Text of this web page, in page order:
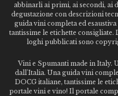
abbinarli ai primi, ai secondi, ai
degustazione con descrizioni
guida vini completa ed
tantissime le etichette
loghi pubblicati sono
Vini e Spumanti made in Italy.
dall'Italia. Una guida vini
DOCG italiane, tantissime le
portale vini e vino! Il portale